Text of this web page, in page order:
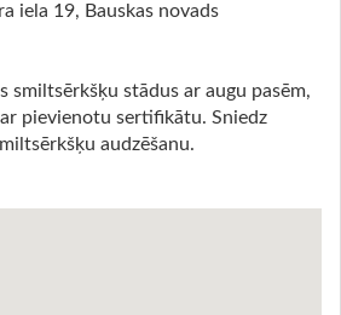
iela 19, Bauskas novads
smiltsērkšķu stādus ar augu pasēm,
pievienotu sertifikātu. Sniedz
audzēšanu.